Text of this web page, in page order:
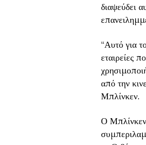
διαψεύδει
“Αυτό για
εταιρείες
από την
Μπλίνκεν.
Ο Μπλίνκεν